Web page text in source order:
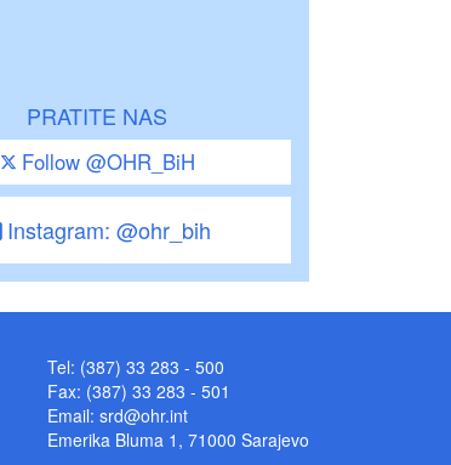
PRATITE NAS
Follow @OHR_BiH
Instagram: @ohr_bih
Tel: (387) 33 283 - 500
Fax: (387) 33 283 - 501
Email: srd@ohr.int
Emerika Bluma 1, 71000 Sarajevo